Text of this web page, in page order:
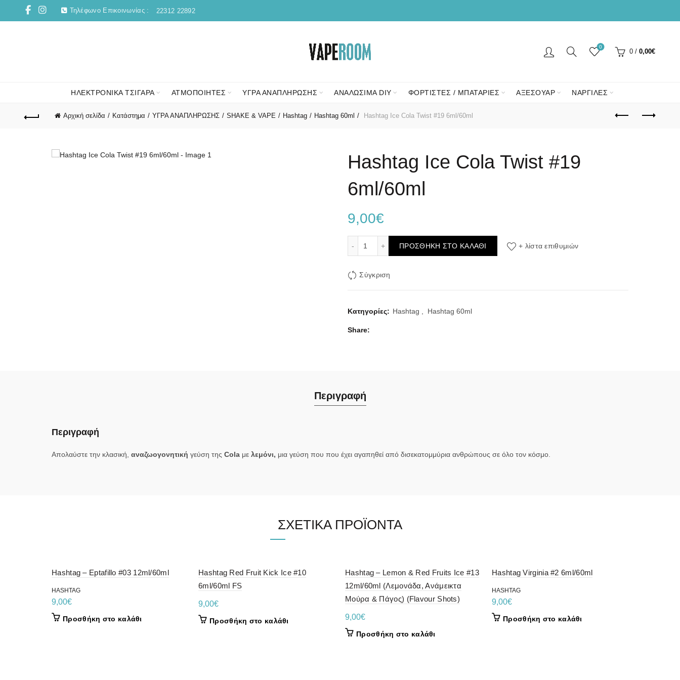
Τηλέφωνο Επικοινωνίας : 22312 22892
0
0 / 0,00€
ΗΛΕΚΤΡΟΝΙΚΑ ΤΣΙΓΑΡΑ ΑΤΜΟΠΟΙΗΤΕΣ ΥΓΡΑ ΑΝΑΠΛΗΡΩΣΗΣ ΑΝΑΛΩΣΙΜΑ DIY ΦΟΡΤΙΣΤΕΣ / ΜΠΑΤΑΡΙΕΣ ΑΞΕΣΟΥΑΡ ΝΑΡΓΙΛΕΣ
Αρχική σελίδα Κατάστημα ΥΓΡΑ ΑΝΑΠΛΗΡΩΣΗΣ SHAKE & VAPE Hashtag Hashtag 60ml Hashtag Ice Cola Twist #19 6ml/60ml
Hashtag Ice Cola Twist #19
6ml/60ml
9,00€
Hashtag Ice Cola Twist #19 6ml/60ml ποσότητα
ΠΡΟΣΘΉΚΗ ΣΤΟ ΚΑΛΆΘΙ + λίστα επιθυμιών
Σύγκριση
Κατηγορίες: Hashtag Hashtag 60ml
Share
Περιγραφή
Περιγραφή
Απολαύστε την κλασική, αναζωογονητική γεύση της Cola με λεμόνι, μια γεύση που που έχει αγαπηθεί από δισεκατομμύρια ανθρώπους σε όλο τον κόσμο.
ΣΧΕΤΙΚΆ ΠΡΟΪΌΝΤΑ
Hashtag – Eptafillo #03 12ml/60ml
HASHTAG
9,00€
Προσθήκη στο καλάθι
Hashtag Red Fruit Kick Ice #10
6ml/60ml FS
9,00€
Προσθήκη στο καλάθι
Hashtag – Lemon & Red Fruits Ice #13
12ml/60ml (Λεμονάδα, Ανάμεικτα
Μούρα & Πάγος) (Flavour Shots)
9,00€
Προσθήκη στο καλάθι
Hashtag Virginia #2 6ml/60ml
HASHTAG
9,00€
Προσθήκη στο καλάθι